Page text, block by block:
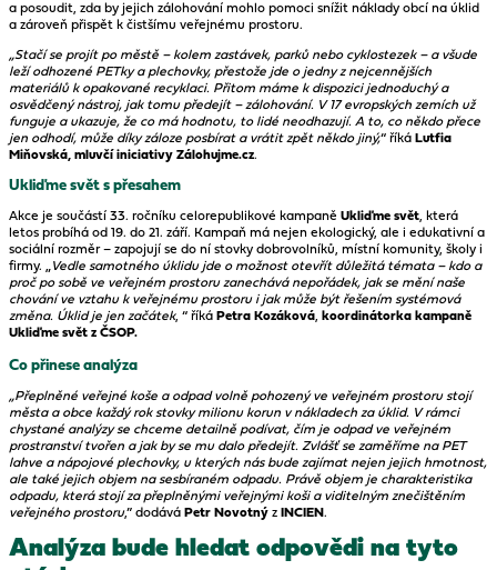
a posoudit, zda by jejich zálohování mohlo pomoci snížit náklady obcí na úklid
a zároveň přispět k čistšímu veřejnému prostoru.
„Stačí se projít po městě – kolem zastávek, parků nebo cyklostezek – a všude
leží odhozené PETky a plechovky, přestože jde o jedny z nejcennějších
materiálů k opakované recyklaci. Přitom máme k dispozici jednoduchý a
osvědčený nástroj, jak tomu předejít – zálohování. V 17 evropských zemích už
funguje a ukazuje, že co má hodnotu, to lidé neodhazují. A to, co někdo přece
jen odhodí, může díky záloze posbírat a vrátit zpět někdo jiný,“ říká Lutfia
Miňovská, mluvčí iniciativy Zálohujme.cz.
Ukliďme svět s přesahem
Akce je součástí 33. ročníku celorepublikové kampaně Ukliďme svět, která
letos probíhá od 19. do 21. září. Kampaň má nejen ekologický, ale i edukativní a
sociální rozměr – zapojují se do ní stovky dobrovolníků, místní komunity, školy i
firmy. „Vedle samotného úklidu jde o možnost otevřít důležitá témata – kdo a
proč po sobě ve veřejném prostoru zanechává nepořádek, jak se mění naše
chování ve vztahu k veřejnému prostoru i jak může být řešením systémová
změna. Úklid je jen začátek, “ říká Petra Kozáková, koordinátorka kampaně
Ukliďme svět z ČSOP.
Co přinese analýza
„Přeplněné veřejné koše a odpad volně pohozený ve veřejném prostoru stojí
města a obce každý rok stovky milionu korun v nákladech za úklid. V rámci
chystané analýzy se chceme detailně podívat, čím je odpad ve veřejném
prostranství tvořen a jak by se mu dalo předejít. Zvlášť se zaměříme na PET
lahve a nápojové plechovky, u kterých nás bude zajímat nejen jejich hmotnost,
ale také jejich objem na sesbíraném odpadu. Právě objem je charakteristika
odpadu, která stojí za přeplněnými veřejnými koši a viditelným znečištěním
veřejného prostoru,” dodává Petr Novotný z INCIEN.
Analýza bude hledat odpovědi na tyto